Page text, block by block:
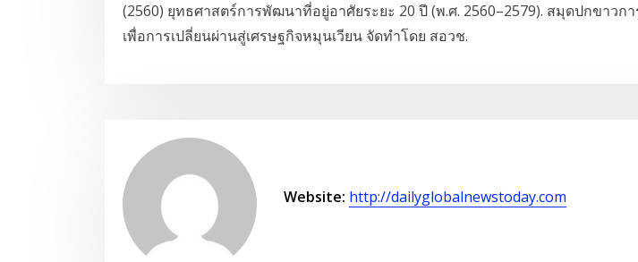
(2560) ยุทธศาสตร์การพัฒนาที่อยู่อาศัยระยะ 20 ปี (พ.ศ. 2560–2579). สมุดปกขาวก
เพื่อการเปลี่ยนผ่านสู่เศรษฐกิจหมุนเวียน จัดทำโดย สอวช.
Website: http://dailyglobalnewstoday.com